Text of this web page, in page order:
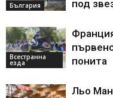
България под
Всестранна
езда
понита
Льо